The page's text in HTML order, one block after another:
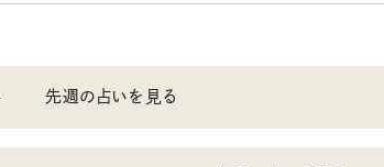
先週の占いを見る